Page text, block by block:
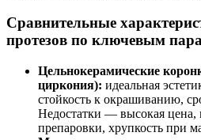
Сравнительные
протезов по ключевым
Цельнокерамические
циркония): идеальная
стойкость к окрашиванию,
Недостатки — высокая цена,
препаровки, хрупкость при